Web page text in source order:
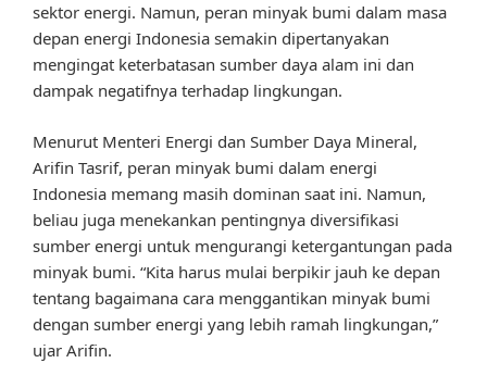
sektor energi. Namun, peran minyak bumi dalam masa
depan energi Indonesia semakin dipertanyakan
mengingat keterbatasan sumber daya alam ini dan
dampak negatifnya terhadap lingkungan.
Menurut Menteri Energi dan Sumber Daya Mineral,
Arifin Tasrif, peran minyak bumi dalam energi
Indonesia memang masih dominan saat ini. Namun,
beliau juga menekankan pentingnya diversifikasi
sumber energi untuk mengurangi ketergantungan pada
minyak bumi. “Kita harus mulai berpikir jauh ke depan
tentang bagaimana cara menggantikan minyak bumi
dengan sumber energi yang lebih ramah lingkungan,”
ujar Arifin.